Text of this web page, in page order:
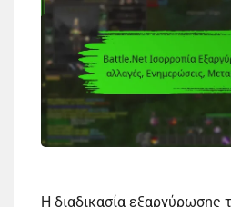
Η διαδικασία εξαργύρωσης